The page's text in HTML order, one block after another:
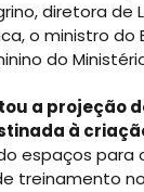
diretora
o ministro
do
a projeção
à
espaços
treinamento